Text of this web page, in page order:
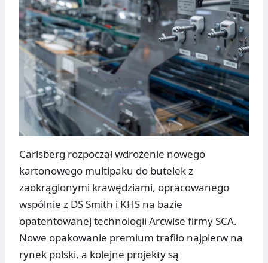
Carlsberg rozpoczął wdrożenie nowego
kartonowego multipaku do butelek z
zaokrąglonymi krawędziami, opracowanego
wspólnie z DS Smith i KHS na bazie
opatentowanej technologii Arcwise firmy SCA.
Nowe opakowanie premium trafiło najpierw na
rynek polski, a kolejne projekty są